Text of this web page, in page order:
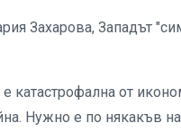
Захарова, Западът
катастрофална от
Нужно е по някакъв